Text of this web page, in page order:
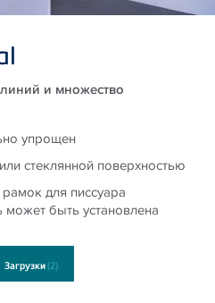
и множество
упрощен
стеклянной поверхностью
для писсуара
может быть установлена
Загрузки(2)